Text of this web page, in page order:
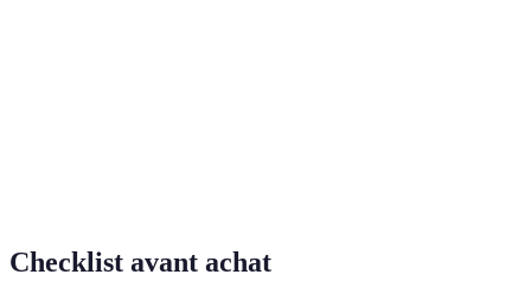
Checklist avant achat